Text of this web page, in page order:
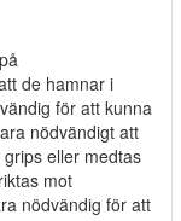
de hamnar i
för att kunna
nödvändigt att
eller medtas
mot
nödvändig för att